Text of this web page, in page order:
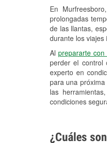
En
prolongadas
de las llantas,
durante los viajes
Alprepararte
perder el control
experto en
para una
las
condiciones
¿Cuáles